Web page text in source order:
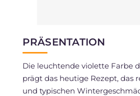
PRÄSENTATION
Die leuchtende violette Farbe
prägt das heutige Rezept, das
und typischen